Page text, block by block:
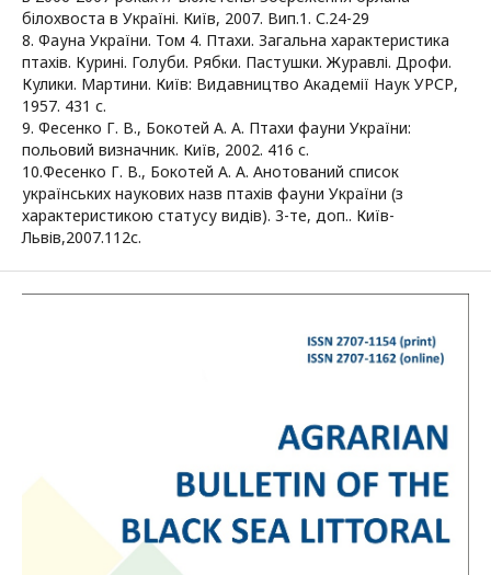
білохвоста в Україні. Київ, 2007. Вип.1. С.24-29
8. Фауна України. Том 4. Птахи. Загальна характеристика
птахів. Курині. Голуби. Рябки. Пастушки. Журавлі. Дрофи.
Кулики. Мартини. Київ: Видавництво Академії Наук УРСР,
1957. 431 с.
9. Фесенко Г. В., Бокотей А. А. Птахи фауни України:
польовий визначник. Київ, 2002. 416 с.
10.Фесенко Г. В., Бокотей А. А. Анотований список
українських наукових назв птахів фауни України (з
характеристикою статусу видів). 3-те, доп.. Київ-
Львів,2007.112с.